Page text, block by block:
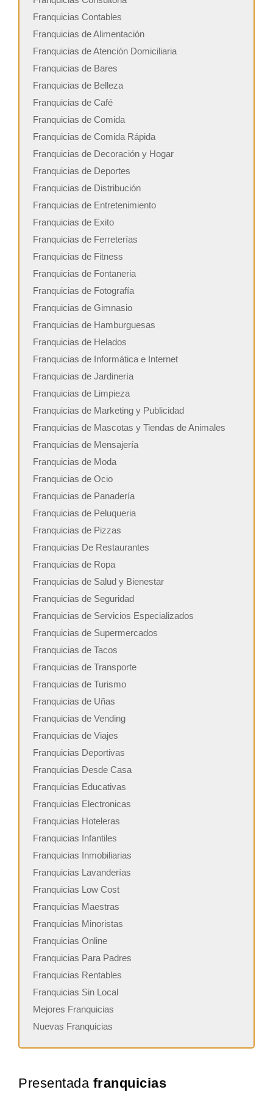
Franquicias Contables
Franquicias de Alimentación
Franquicias de Atención Domiciliaria
Franquicias de Bares
Franquicias de Belleza
Franquicias de Café
Franquicias de Comida
Franquicias de Comida Rápida
Franquicias de Decoración y Hogar
Franquicias de Deportes
Franquicias de Distribución
Franquicias de Entretenimiento
Franquicias de Exito
Franquicias de Ferreterías
Franquicias de Fitness
Franquicias de Fontaneria
Franquicias de Fotografía
Franquicias de Gimnasio
Franquicias de Hamburguesas
Franquicias de Helados
Franquicias de Informática e Internet
Franquicias de Jardinería
Franquicias de Limpieza
Franquicias de Marketing y Publicidad
Franquicias de Mascotas y Tiendas de Animales
Franquicias de Mensajería
Franquicias de Moda
Franquicias de Ocio
Franquicias de Panadería
Franquicias de Peluqueria
Franquicias de Pizzas
Franquicias De Restaurantes
Franquicias de Ropa
Franquicias de Salud y Bienestar
Franquicias de Seguridad
Franquicias de Servicios Especializados
Franquicias de Supermercados
Franquicias de Tacos
Franquicias de Transporte
Franquicias de Turismo
Franquicias de Uñas
Franquicias de Vending
Franquicias de Viajes
Franquicias Deportivas
Franquicias Desde Casa
Franquicias Educativas
Franquicias Electronicas
Franquicias Hoteleras
Franquicias Infantiles
Franquicias Inmobiliarias
Franquicias Lavanderías
Franquicias Low Cost
Franquicias Maestras
Franquicias Minoristas
Franquicias Online
Franquicias Para Padres
Franquicias Rentables
Franquicias Sin Local
Mejores Franquicias
Nuevas Franquicias
Presentada franquicias